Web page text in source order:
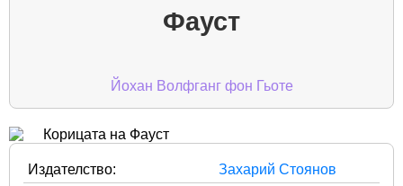
Фауст
Йохан Волфганг фон Гьоте
Издателство:
Захарий Стоянов